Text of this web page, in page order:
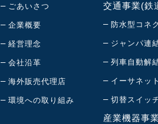
– ごあいさつ
– 企業概要
– 経営理念
– 会社沿革
– 海外販売代理店
– 環境への取り組み
交通事業(鉄
– 防水型コネ
– ジャンパ連
– 列車自動解
– イーサネッ
– 切替スイッ
産業機器事